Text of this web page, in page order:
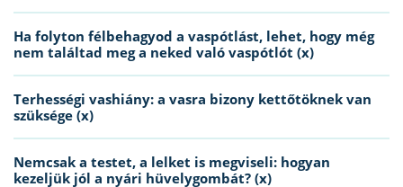
Ha folyton félbehagyod a vaspótlást, lehet, hogy még
nem találtad meg a neked való vaspótlót (x)
Terhességi vashiány: a vasra bizony kettőtöknek van
szüksége (x)
Nemcsak a testet, a lelket is megviseli: hogyan
kezeljük jól a nyári hüvelygombát? (x)